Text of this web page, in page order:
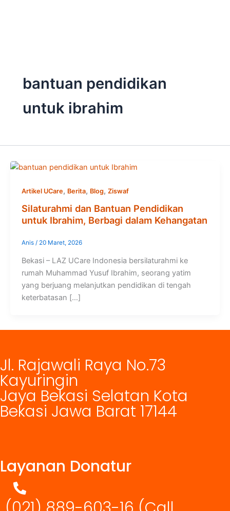
bantuan pendidikan
untuk ibrahim
Artikel UCare, Berita, Blog, Ziswaf
Silaturahmi dan Bantuan Pendidikan
untuk Ibrahim, Berbagi dalam Kehangatan
Anis / 20 Maret, 2026
Bekasi – LAZ UCare Indonesia bersilaturahmi ke
rumah Muhammad Yusuf Ibrahim, seorang yatim
yang berjuang melanjutkan pendidikan di tengah
keterbatasan […]
Jl. Rajawali Raya No.73
Kayuringin
Jaya Bekasi Selatan Kota
Bekasi Jawa Barat 17144
Layanan Donatur